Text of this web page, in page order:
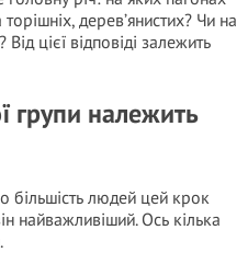
дерев’янистих? Чи на
цієї відповіді залежить
групи належить
більшість людей цей крок
найважливіший. Ось кілька